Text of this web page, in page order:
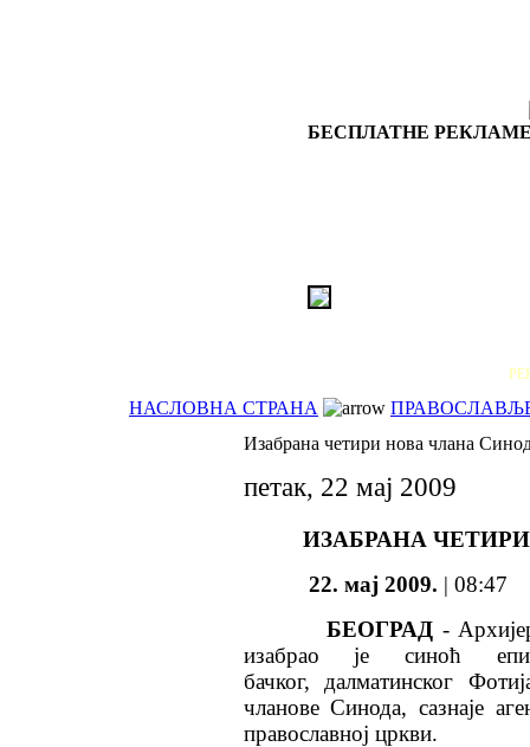
БЕСПЛАТНЕ
НАСЛОВНА СТРАНА
ПРАВОСЛАВЉЕ-
Изабрана четири нова члана
петак, 22 мај 2009
ИЗАБРАНА
22. мај 2009. | 08:47
БЕОГРАД-
изабрао је синоћ
бачког, далматинског
чланове Синода, сазнаје
православној цркви.